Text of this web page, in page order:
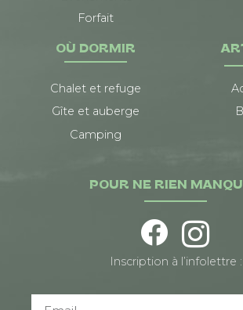
Forfait
OÙ DORMIR
Chalet et refuge
Gîte et auberge
Camping
POUR NE RIEN
Inscription à l’infolettre :